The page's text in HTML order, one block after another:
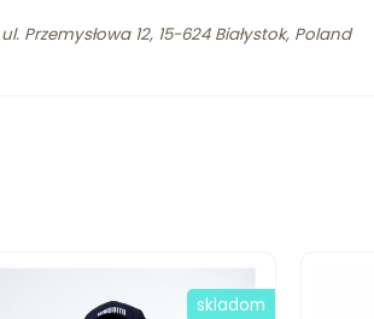
ul. Przemysłowa 12, 15-624 Białystok, Poland
skladom